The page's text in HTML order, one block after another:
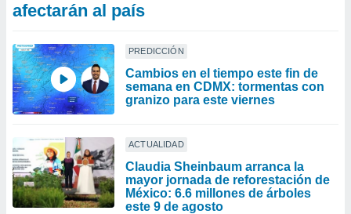
afectarán al país
PREDICCIÓN
Cambios en el tiempo este fin de
semana en CDMX: tormentas con
granizo para este viernes
ACTUALIDAD
Claudia Sheinbaum arranca la
mayor jornada de reforestación de
México: 6.6 millones de árboles
este 9 de agosto